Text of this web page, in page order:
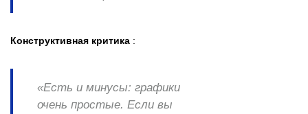
Конструктивная критика :
«Есть и минусы: графики
очень простые. Если вы